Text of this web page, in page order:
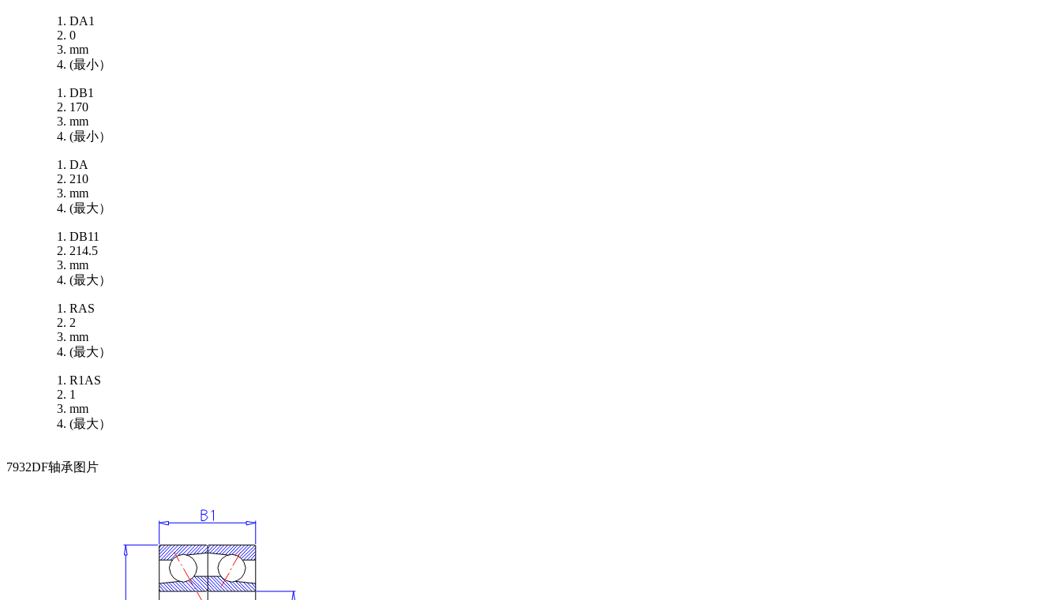
DA1
0
mm
(最小）
DB1
170
mm
(最小）
DA
210
mm
(最大）
DB11
214.5
mm
(最大）
RAS
2
mm
(最大）
R1AS
1
mm
(最大）
7932DF轴承图片